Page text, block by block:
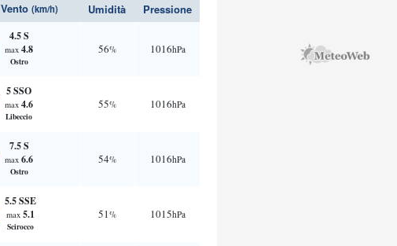
Vento (km/h) Umidità Pressione
4.5 S
max 4.8
Ostro
56% 1016hPa
5 SSO
max 4.6
Libeccio
55% 1016hPa
7.5 S
max 6.6
Ostro
54% 1016hPa
5.5 SSE
max 5.1
Scirocco
51% 1015hPa